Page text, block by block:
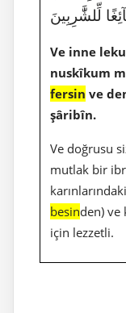
لِّلشَّٰرِبِينَ
Ve inne
nuskîkum
fersin ve
şâribîn.
Ve doğrusu
mutlak bir
besinden) ve
için lezzetli.